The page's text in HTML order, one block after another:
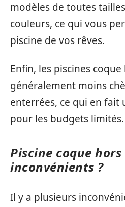
modèles de toutes
couleurs, ce qui vous
piscine de vos rêves.
Enfin, les piscines
généralement moins
enterrées, ce qui en fait
pour les budgets limités.
Piscine coque
inconvénients ?
Il y a plusieurs